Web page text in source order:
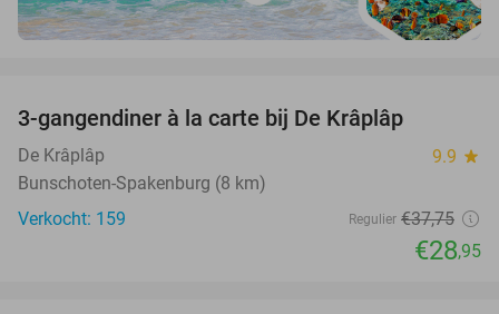
3-gangendiner à la carte bij De Krâplâp
De Krâplâp 9.9 star
Bunschoten-Spakenburg (8 km)
Verkocht: 159
Regulier €37,75
€28,95